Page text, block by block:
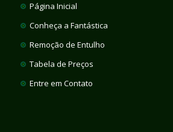
Página Inicial
Conheça a Fantástica
Remoção de Entulho
Tabela de Preços
Entre em Contato